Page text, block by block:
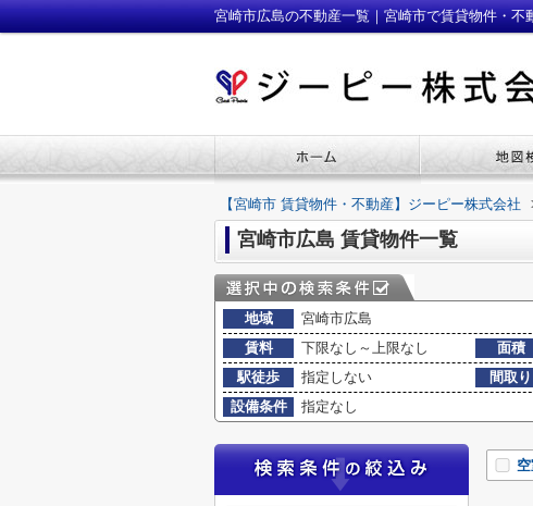
宮崎市広島の不動産一覧｜宮崎市で賃貸物件・
【宮崎市 賃貸物件・不動産】ジーピー株式会社
宮崎市広島 賃貸物件一覧
地域
宮崎市広島
賃料
下限なし～上限なし 面積
駅徒歩
指定しない 間取り
設備条件
指定なし